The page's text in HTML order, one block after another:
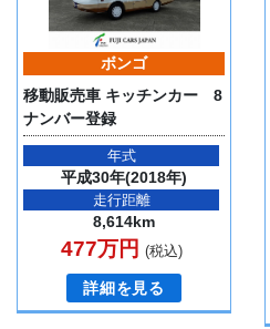
ボンゴ
移動販売車 キッチンカー 8
ナンバー登録
年式
平成30年(2018年)
走行距離
8,614km
477万円 (税込)
詳細を見る